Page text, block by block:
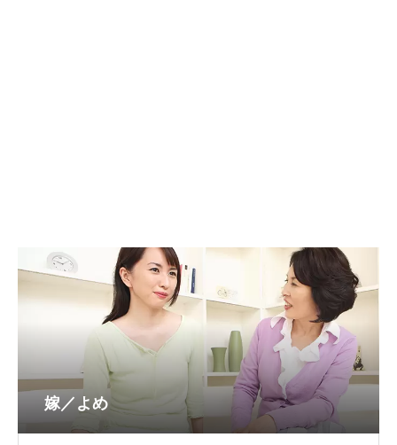
嫁／よめ